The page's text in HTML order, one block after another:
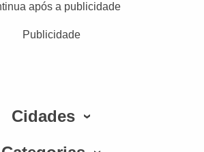
após a publicidade
Publicidade
Cidades